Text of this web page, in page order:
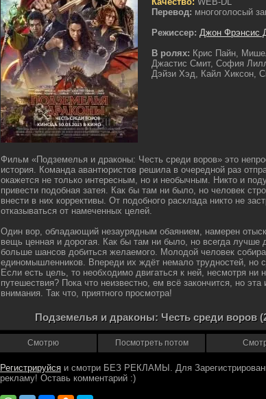
Перевод: многоголосый
Режиссер: Джон Фрэнсис
В ролях: Крис Пайн,
Джастис Смит, София
Дэйзи Хэд, Кайл Хиксон,
Фильм «Подземелья и драконы: Честь среди воров» это
история. Команда авантюристов решила в очередной раз
окажется не только интересным, но и необычным. Никто и
привести подобная затея. Как бы там ни было, но человек
внести в них коррективы. От подобного расклада никто не
отказываться от намеченных целей.
Один вор, обладающий незаурядным обаянием, намерен
вещь ценная и дорогая. Как бы там ни было, но всегда лучше
больше шансов добиться желаемого. Молодой человек
единомышленников. Впереди их ждёт немало трудностей, но
Если есть цель, то необходимо двигаться к ней, несмотря ни
путешествия? Пока что неизвестно, ем всё закончится, но
внимания. Так что, приятного просмотра!
Подземелья и драконы: Честь среди воров
Смотрю Посмотреть потом
Регистрируйся